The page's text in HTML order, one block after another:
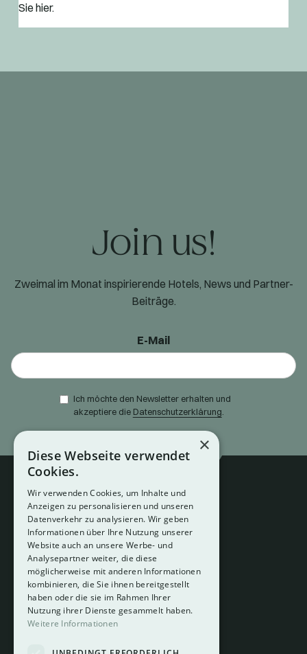
Sie hier.
Join us!
Zweimal im Monat inspirierende Hotels, News und Partner-
Beiträge.
E-Mail
Ich möchte den Newsletter erhalten und
akzeptiere die Datenschutzerklärung.
About
Hotelberatung
Mediadaten
Instagram
×
Diese Webseite verwendet
Cookies.
Wir verwenden Cookies, um Inhalte und
Anzeigen zu personalisieren und unseren
Datenverkehr zu analysieren. Wir geben
Informationen über Ihre Nutzung unserer
Website auch an unsere Werbe- und
Analysepartner weiter, die diese
möglicherweise mit anderen Informationen
kombinieren, die Sie ihnen bereitgestellt
haben oder die sie im Rahmen Ihrer
Nutzung ihrer Dienste gesammelt haben.
Weitere Informationen